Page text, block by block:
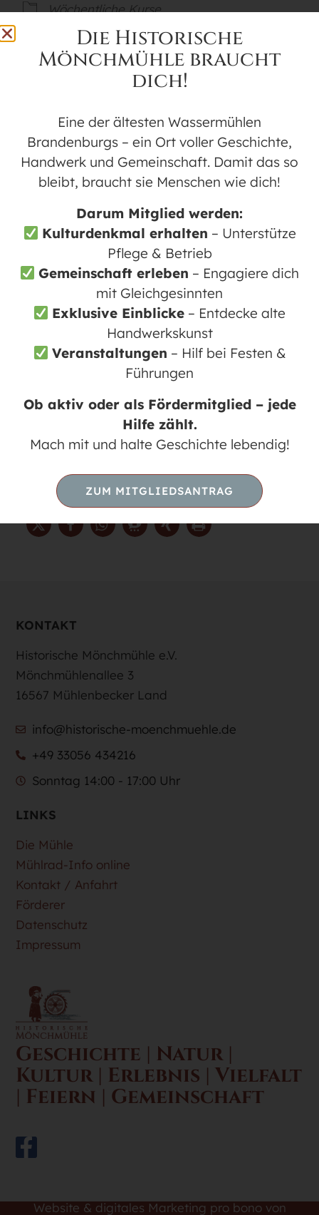
Wöchentliche Kurse
Karte nicht verfügbar
jeden Donnerstagabend ab 18:00 Uhr im
Tanzsaal der Historischen Mönchmühle in
Mühlenbeck. Die Mitglieder haben Spaß
am Linedance, gemeinsamen Feiern und
Mühlenbeck, Schildow, Glienicke und
Berlin. Der Tanzabend beginnt im leichten
Niveau und steigert sich dann in ein
mittleres Niveau und schließlich in ein
fortgeschrittenes Niveau. Der
Schwerpunkt liegt auf Spaß und Freude,
und es wird kein Stress gemacht. Gäste,
neue Mitstreiter und andere Begeisterte
sind herzlich willkommen. Bitte
Wechselschuhe und Getränk mitbringen.
Mehr Infos finden Sie auf der Website der
Linedancer:
moenchmuehle.weebly.com/
Geschichte | Natur |
Kultur | Erlebnis | Vielfalt
| Feiern | Gemeinschaft
LINKS
Die Mühle
Mühlrad-Info online
Kontakt / Anfahrt
Förderer
Datenschutz
Impressum
KONTAKT
Historische Mönchmühle e.V.
Mönchmühlenallee 3
16567 Mühlenbecker Land
info@historische-moenchmuehle.de
+49 33056 434216
Sonntag 14:00 - 17:00 Uhr
Website & digitales Marketing pro bono von
Die Historische
Mönchmühle braucht
dich!
Eine der ältesten Wassermühlen
Brandenburgs – ein Ort voller Geschichte,
Handwerk und Gemeinschaft. Damit das so
bleibt, braucht sie Menschen wie dich!
Darum Mitglied werden:
Kulturdenkmal erhalten – Unterstütze
Pflege & Betrieb
Gemeinschaft erleben – Engagiere dich
mit Gleichgesinnten
Exklusive Einblicke – Entdecke alte
Handwerkskunst
Veranstaltungen – Hilf bei Festen &
Führungen
Ob aktiv oder als Fördermitglied – jede
Hilfe zählt.
Mach mit und halte Geschichte lebendig!
ZUM MITGLIEDSANTRAG